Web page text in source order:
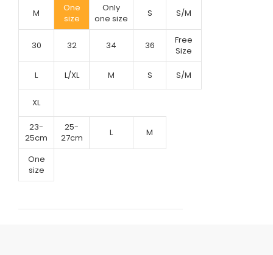
M
One
size
Only
one size
S S/M
30 32 34 36
Free
Size
L L/XL M S S/M
XL
23-
25cm
25-
27cm
L M
One
size